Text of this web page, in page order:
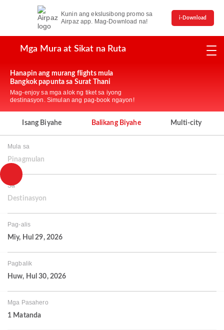
Kunin ang ekslusibong promo sa
Airpaz app. Mag-Download na!
i-Download
Mga Mura at Sikat na Ruta
Hanapin ang murang flights mula
Bangkok papunta sa Surat Thani
Mag-enjoy sa mga alok ng tiket sa iyong
destinasyon. Simulan ang pag-book ngayon!
Isang Biyahe Balikang Biyahe Multi-city
Mula sa
Pinagmulan
Sa
Destinasyon
Pag-alis
Miy, Hul 29, 2026
Pagbalik
Huw, Hul 30, 2026
Mga Pasahero
1 Matanda